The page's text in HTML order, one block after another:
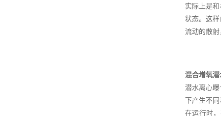
实际上是
状态。这
流动的散
混合增氧
潜水离心
下产生不
在运行时